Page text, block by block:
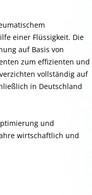
einer Flüssigkeit. Die
auf Basis von
zum effizienten und
vollständig auf
in Deutschland
und
wirtschaftlich und